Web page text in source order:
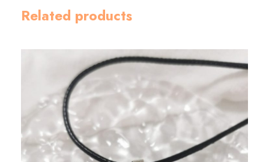
量
》
-
銀
Related products